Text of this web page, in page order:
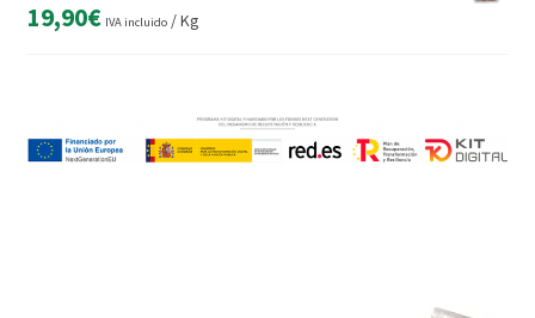
19,90€ IVA incluido/ Kg